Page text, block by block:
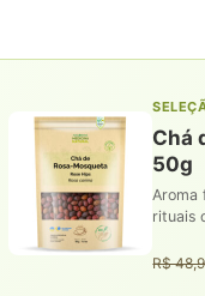
Chá
50g
Aroma
rituais
R$